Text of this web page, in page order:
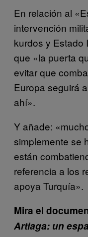
En relación al
intervención
kurdos y Estado
que «la puerta
evitar que
Europa seguirá
ahí».
Y añade:
simplemente se
están
referencia a los
apoya Turquía».
Mira el
Artiaga: un